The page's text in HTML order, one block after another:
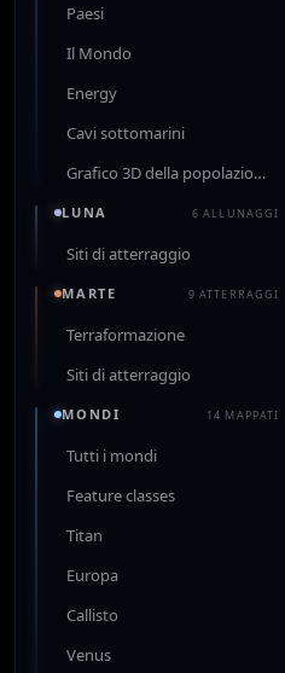
Paesi
Il Mondo
Energy
Cavi sottomarini
Grafico 3D della popolazione
LUNA 6 ALLUNAGGI
Siti di atterraggio
MARTE 9 ATTERRAGGI
Terraformazione
Siti di atterraggio
MONDI 14 MAPPATI
Tutti i mondi
Feature classes
Titan
Europa
Callisto
Venus